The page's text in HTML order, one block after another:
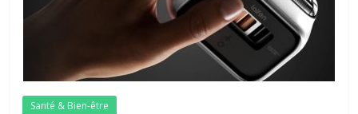
Santé & Bien-être